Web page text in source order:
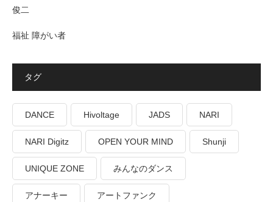
俊二
福祉 障がい者
タグ
DANCE Hivoltage JADS NARI
NARI Digitz OPEN YOUR MIND Shunji
UNIQUE ZONE みんなのダンス
アナーキー アートファンク